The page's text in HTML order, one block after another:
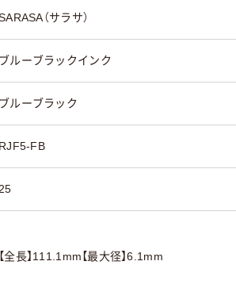
（サラサ）
ブルーブラックインク
ブルーブラック
RJF5-FB
【全長】111.1mm【最大径】6.1mm